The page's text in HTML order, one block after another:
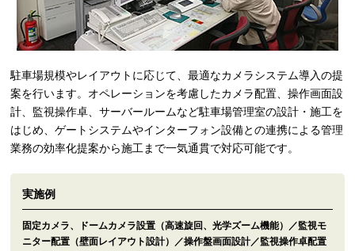
駐車場規模やレイアウトに応じて、最適なカメラシステム導入の提
案を行います。オペレーションを考慮したカメラ配置、操作画面設
計、監視操作卓、サーバールームなど駐車場管理室の設計・施工を
はじめ、ゲートシステムやインターフォン設備との連携による管理
業務の効率化提案から施工まで一気通貫で対応可能です。
実施例
固定カメラ、ドームカメラ設置（高速旋回、光学ズーム機能）／監視モ
ニター配置（壁面レイアウト設計）／操作盤画面設計／監視操作卓配置